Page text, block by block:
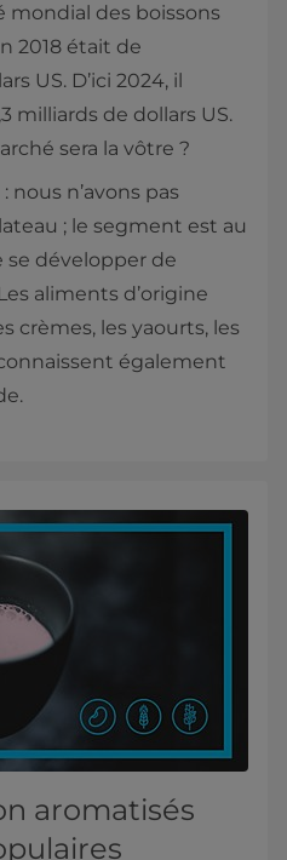
mondial des boissons
2018 était de
US. D’ici 2024, il
milliards de dollars US.
sera la vôtre ?
nous n’avons pas
; le segment est au
se développer de
aliments d’origine
crèmes, les yaourts, les
également
aromatisés